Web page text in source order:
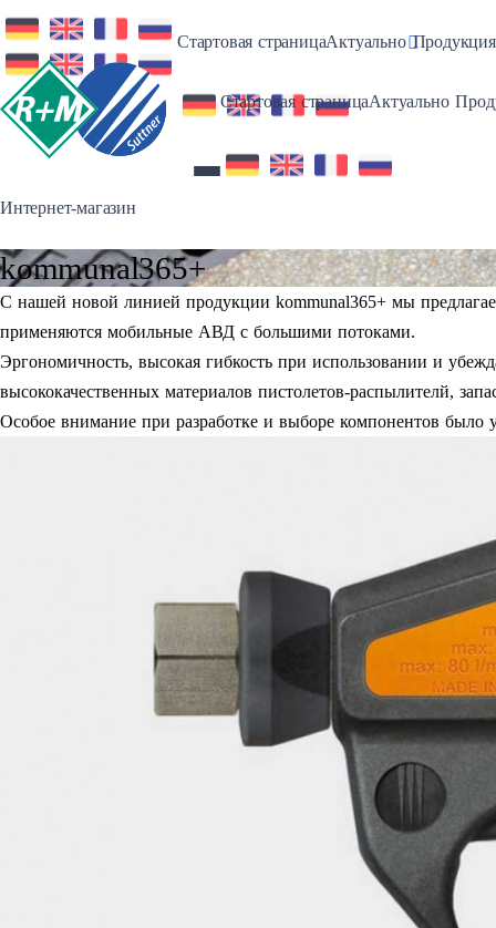
Стартовая страницаАктуальноToggle
Продукция
Интернет-магазин
Стартовая страницаАктуально
kommunal365+
С нашей новой линией продукции kommunal365+ мы
применяются мобильные АВД с большими потоками.
Эргономичность, высокая гибкость при использовании и
высококачественных материалов пистолетов-распылителй,
Особое внимание при разработке и выборе компонентов